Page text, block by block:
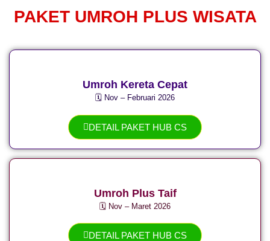
PAKET UMROH PLUS WISATA
Umroh Kereta Cepat
🗓️ Nov – Februari 2026
DETAIL PAKET HUB CS
Umroh Plus Taif
🗓️ Nov – Maret 2026
DETAIL PAKET HUB CS